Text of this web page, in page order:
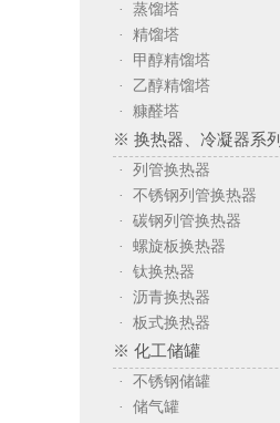
· 蒸馏塔
· 精馏塔
· 甲醇精馏塔
· 乙醇精馏塔
· 糠醛塔
※ 换热器、冷凝器系列
· 列管换热器
· 不锈钢列管换热器
· 碳钢列管换热器
· 螺旋板换热器
· 钛换热器
· 沥青换热器
· 板式换热器
※ 化工储罐
· 不锈钢储罐
· 储气罐